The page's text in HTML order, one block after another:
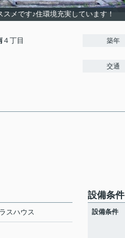
メです♪住環境充実しています！
４丁目 築年
交通
スハウス
設備条件
設備条件